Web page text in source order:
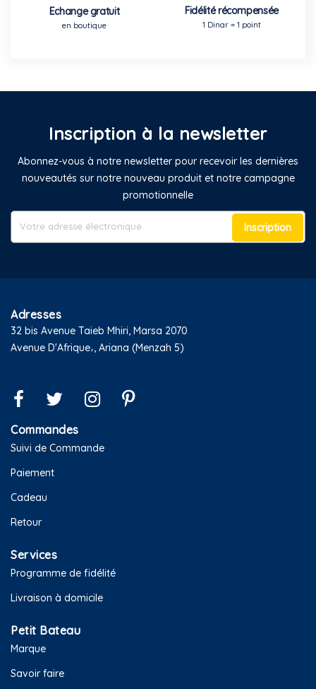
Echange gratuit
en boutique
Fidélité récompensée
1 Dinar = 1 point
Inscription à la newsletter
Abonnez-vous à notre newsletter pour recevoir les dernières
nouveautés sur notre nouveau produit et notre campagne
promotionnelle
Inscription
Adresses
32 bis Avenue Taieb Mhiri, Marsa 2070
Avenue D'Afrique،, Ariana (Menzah 5)
Commandes
Suivi de Commande
Paiement
Cadeau
Retour
Services
Programme de fidélité
Livraison à domicile
Petit Bateau
Marque
Savoir faire